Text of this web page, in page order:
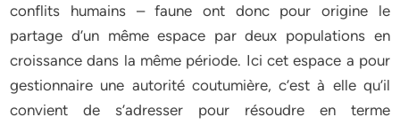
conflits humains – faune ont donc pour origine le
partage d’un même espace par deux populations en
croissance dans la même période. Ici cet espace a pour
gestionnaire une autorité coutumière, c’est à elle qu’il
convient de s’adresser pour résoudre en terme